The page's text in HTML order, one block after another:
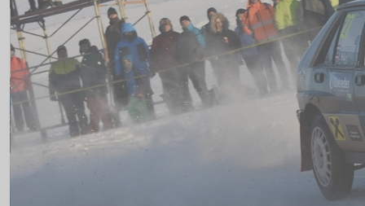
Zeitplan
Streckenplan
SP Onboard Videos
Tickets / Verkaufstellen
Ticket AGB
Rallye-Journal
Zimmernachweis